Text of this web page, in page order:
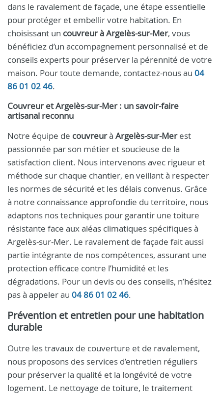
dans le ravalement de façade, une étape essentielle
pour protéger et embellir votre habitation. En
choisissant un couvreur à Argelès-sur-Mer, vous
bénéficiez d’un accompagnement personnalisé et de
conseils experts pour préserver la pérennité de votre
maison. Pour toute demande, contactez-nous au 04
86 01 02 46.
Couvreur et Argelès-sur-Mer : un savoir-faire
artisanal reconnu
Notre équipe de couvreurà Argelès-sur-Merest
passionnée par son métier et soucieuse de la
satisfaction client. Nous intervenons avec rigueur et
méthode sur chaque chantier, en veillant à respecter
les normes de sécurité et les délais convenus. Grâce
à notre connaissance approfondie du territoire, nous
adaptons nos techniques pour garantir une toiture
résistante face aux aléas climatiques spécifiques à
Argelès-sur-Mer. Le ravalement de façade fait aussi
partie intégrante de nos compétences, assurant une
protection efficace contre l’humidité et les
dégradations. Pour un devis ou des conseils, n’hésitez
pas à appeler au 04 86 01 02 46.
Prévention et entretien pour une habitation
durable
Outre les travaux de couverture et de ravalement,
nous proposons des services d’entretien réguliers
pour préserver la qualité et la longévité de votre
logement. Le nettoyage de toiture, le traitement